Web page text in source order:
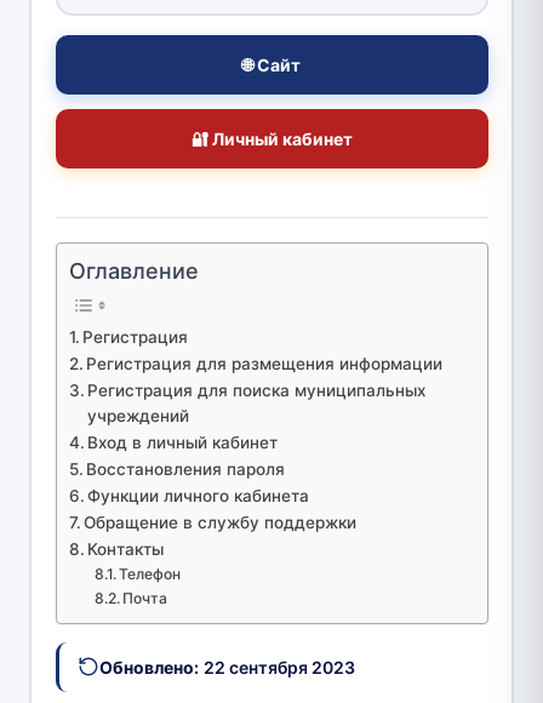
🌐 Сайт
🔐 Личный кабинет
Оглавление
Регистрация
Регистрация для размещения информации
Регистрация для поиска муниципальных
учреждений
Вход в личный кабинет
Восстановления пароля
Функции личного кабинета
Обращение в службу поддержки
Контакты
Телефон
Почта
Обновлено: 22 сентября 2023